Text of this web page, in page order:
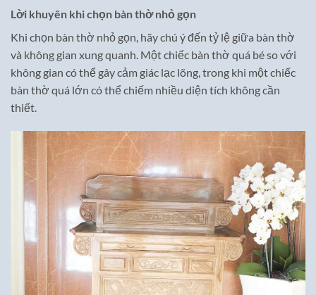
Lời khuyên khi chọn bàn thờ nhỏ gọn
Khi chọn bàn thờ nhỏ gọn, hãy chú ý đến tỷ lệ giữa bàn thờ
và không gian xung quanh. Một chiếc bàn thờ quá bé so với
không gian có thể gây cảm giác lạc lõng, trong khi một chiếc
bàn thờ quá lớn có thể chiếm nhiều diện tích không cần
thiết.